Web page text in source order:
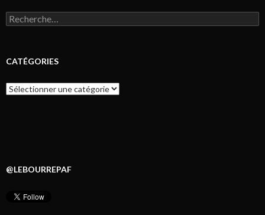
Rechercher :
CATÉGORIES
Catégories
@LEBOURREPAF